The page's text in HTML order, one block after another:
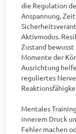
die Regulation
Anspannung,
Aktivmodus.
Zustand
Momente der
Ausrichtung
reguliertes
Mentales
innerem Druck
Fehler machen